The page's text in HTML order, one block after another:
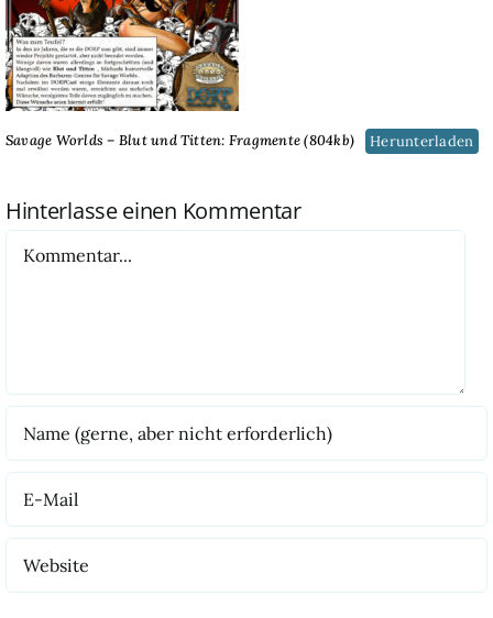
Savage Worlds – Blut und Titten: Fragmente (804kb) Herunterladen
Hinterlasse einen Kommentar